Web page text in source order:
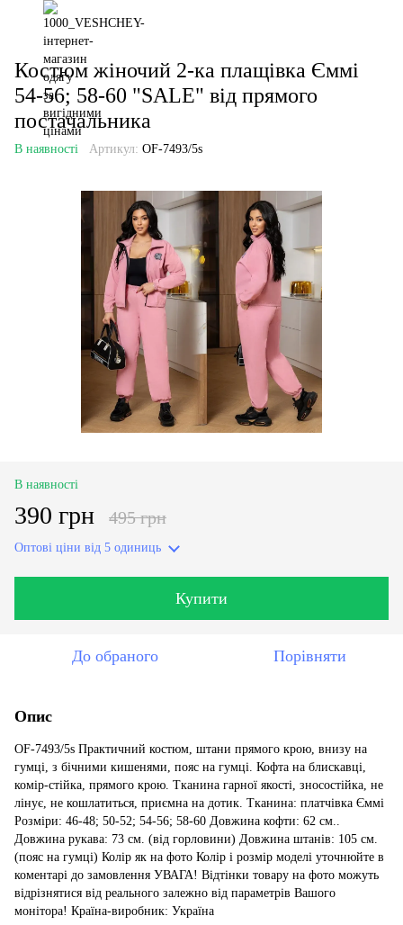
Костюм жіночий 2-ка плащівка Єммі
54-56; 58-60 "SALE" від прямого
постачальника
В наявності Артикул: OF-7493/5s
В наявності
390 грн 495 грн
Оптові ціни від 5 одиниць
Купити
До обраного Порівняти
Опис
OF-7493/5s Практичний костюм, штани прямого крою, внизу на
гумці, з бічними кишенями, пояс на гумці. Кофта на блискавці,
комір-стійка, прямого крою. Тканина гарної якості, зносостійка, не
лінує, не кошлатиться, приємна на дотик. Тканина: платчівка Єммі
Розміри: 46-48; 50-52; 54-56; 58-60 Довжина кофти: 62 см..
Довжина рукава: 73 см. (від горловини) Довжина штанів: 105 см.
(пояс на гумці) Колір як на фото Колір і розмір моделі уточнюйте в
коментарі до замовлення УВАГА! Відтінки товару на фото можуть
відрізнятися від реального залежно від параметрів Вашого
монітора! Країна-виробник: Україна